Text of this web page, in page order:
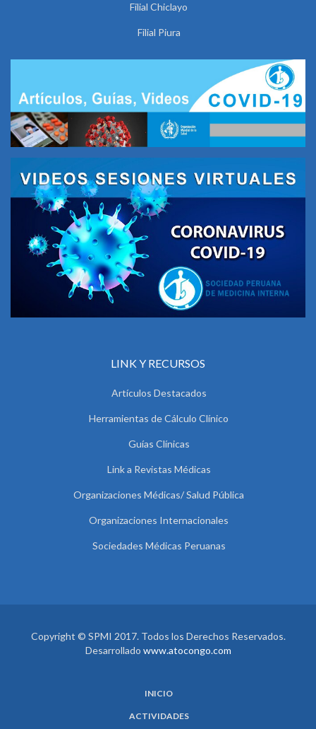
Filial Chiclayo
Filial Piura
LINK Y RECURSOS
Artículos Destacados
Herramientas de Cálculo Clínico
Guías Clínicas
Link a Revistas Médicas
Organizaciones Médicas/ Salud Pública
Organizaciones Internacionales
Sociedades Médicas Peruanas
Copyright © SPMI 2017. Todos los Derechos Reservados.
Desarrollado www.atocongo.com
INICIO
ACTIVIDADES